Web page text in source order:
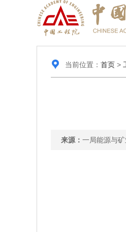
当前位置： 首页>
来源： 一局能源与